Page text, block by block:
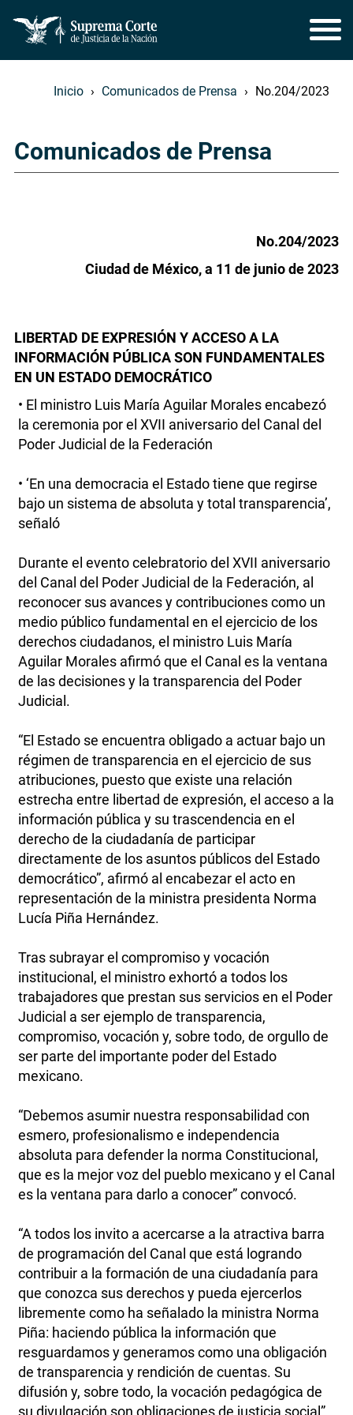
Inicio Comunicados de Prensa No.204/2023
Comunicados de Prensa
No.204/2023
Ciudad de México, a 11 de junio de 2023
LIBERTAD DE EXPRESIÓN Y ACCESO A LA
INFORMACIÓN PÚBLICA SON FUNDAMENTALES
EN UN ESTADO DEMOCRÁTICO
• El ministro Luis María Aguilar Morales encabezó
la ceremonia por el XVII aniversario del Canal del
Poder Judicial de la Federación
• ‘En una democracia el Estado tiene que regirse
bajo un sistema de absoluta y total transparencia’,
señaló
Durante el evento celebratorio del XVII aniversario
del Canal del Poder Judicial de la Federación, al
reconocer sus avances y contribuciones como un
medio público fundamental en el ejercicio de los
derechos ciudadanos, el ministro Luis María
Aguilar Morales afirmó que el Canal es la ventana
de las decisiones y la transparencia del Poder
Judicial.
“El Estado se encuentra obligado a actuar bajo un
régimen de transparencia en el ejercicio de sus
atribuciones, puesto que existe una relación
estrecha entre libertad de expresión, el acceso a la
información pública y su trascendencia en el
derecho de la ciudadanía de participar
directamente de los asuntos públicos del Estado
democrático”, afirmó al encabezar el acto en
representación de la ministra presidenta Norma
Lucía Piña Hernández.
Tras subrayar el compromiso y vocación
institucional, el ministro exhortó a todos los
trabajadores que prestan sus servicios en el Poder
Judicial a ser ejemplo de transparencia,
compromiso, vocación y, sobre todo, de orgullo de
ser parte del importante poder del Estado
mexicano.
“Debemos asumir nuestra responsabilidad con
esmero, profesionalismo e independencia
absoluta para defender la norma Constitucional,
que es la mejor voz del pueblo mexicano y el Canal
es la ventana para darlo a conocer” convocó.
“A todos los invito a acercarse a la atractiva barra
de programación del Canal que está logrando
contribuir a la formación de una ciudadanía para
que conozca sus derechos y pueda ejercerlos
libremente como ha señalado la ministra Norma
Piña: haciendo pública la información que
resguardamos y generamos como una obligación
de transparencia y rendición de cuentas. Su
difusión y, sobre todo, la vocación pedagógica de
su divulgación son obligaciones de justicia social”,